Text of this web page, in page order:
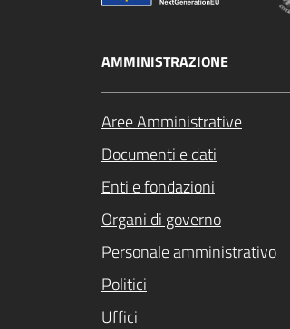
AMMINISTRAZIONE
Aree Amministrative
Documenti e dati
Enti e fondazioni
Organi di governo
Personale amministrativo
Politici
Uffici